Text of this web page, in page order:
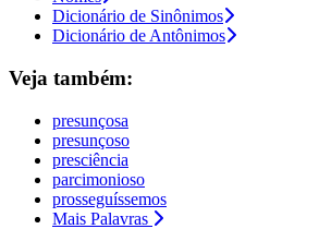
Dicionário de Sinônimos
Dicionário de Antônimos
Veja também:
presunçosa
presunçoso
presciência
parcimonioso
prosseguíssemos
Mais Palavras